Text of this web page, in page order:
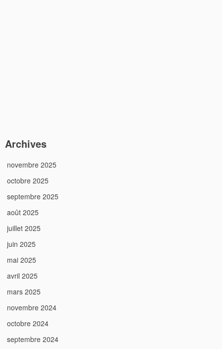
Archives
novembre 2025
octobre 2025
septembre 2025
août 2025
juillet 2025
juin 2025
mai 2025
avril 2025
mars 2025
novembre 2024
octobre 2024
septembre 2024